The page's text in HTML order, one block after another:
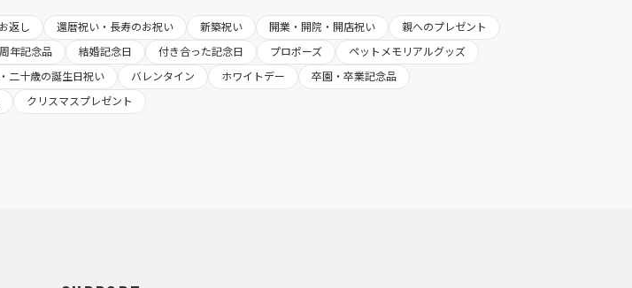
返し 還暦祝い・長寿のお祝い 新築祝い 開業・開院・開店祝い
親へのプレゼント
年記念品 結婚記念日 付き合った記念日 プロポーズ
ペットメモリアルグッズ
二十歳の誕生日祝い バレンタイン ホワイトデー
卒園・卒業記念品
クリスマスプレゼント